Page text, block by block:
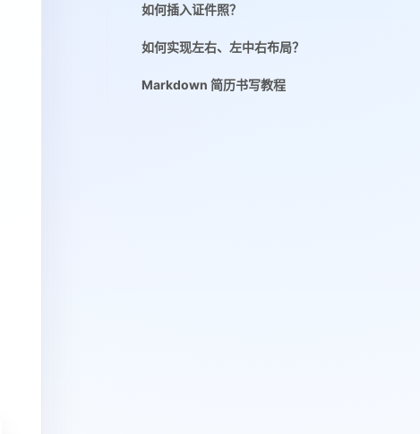
如何插入证件照？
如何实现左右、左中右布局？
Markdown 简历书写教程